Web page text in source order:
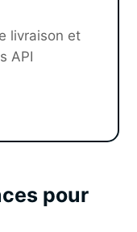
livraison et
API
pour